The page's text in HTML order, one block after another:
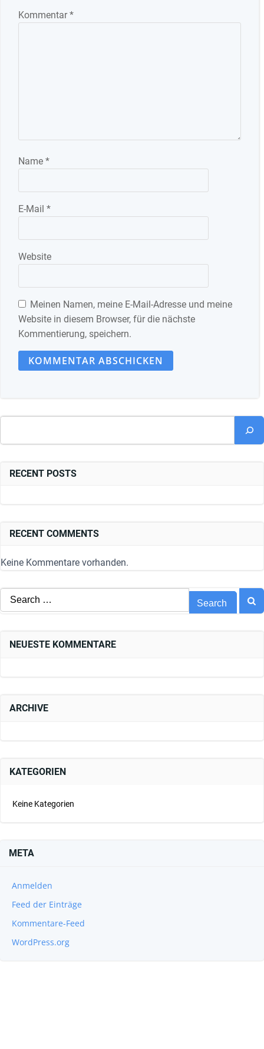
Kommentar*
Name *
E-Mail *
Website
Meinen Namen, meine E-Mail-Adresse und meine
Website in diesem Browser, für die nächste
Kommentierung, speichern.
RECENT POSTS
RECENT COMMENTS
Keine Kommentare vorhanden.
Search
for:
NEUESTE KOMMENTARE
ARCHIVE
KATEGORIEN
Keine Kategorien
META
Anmelden
Feed der Einträge
Kommentare-Feed
WordPress.org